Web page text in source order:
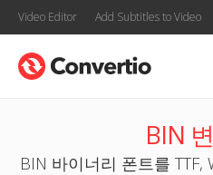
Video Editor Add Subtitles to Video
BIN
BIN 바이너리 폰트를 TTF,